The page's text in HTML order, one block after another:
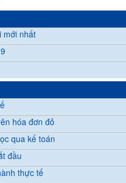
mới nhất
hóa đơn đỏ
qua kế toán
đầu
thực tế